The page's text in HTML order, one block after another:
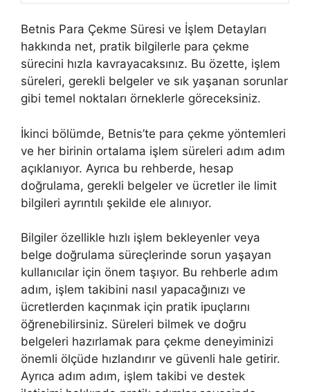
Betnis Para Çekme Süresi ve İşlem Detayları
hakkında net, pratik bilgilerle para çekme
sürecini hızla kavrayacaksınız. Bu özette, işlem
süreleri, gerekli belgeler ve sık yaşanan sorunlar
gibi temel noktaları örneklerle göreceksiniz.
İkinci bölümde, Betnis’te para çekme yöntemleri
ve her birinin ortalama işlem süreleri adım adım
açıklanıyor. Ayrıca bu rehberde, hesap
doğrulama, gerekli belgeler ve ücretler ile limit
bilgileri ayrıntılı şekilde ele alınıyor.
Bilgiler özellikle hızlı işlem bekleyenler veya
belge doğrulama süreçlerinde sorun yaşayan
kullanıcılar için önem taşıyor. Bu rehberle adım
adım, işlem takibini nasıl yapacağınızı ve
ücretlerden kaçınmak için pratik ipuçlarını
öğrenebilirsiniz. Süreleri bilmek ve doğru
belgeleri hazırlamak para çekme deneyiminizi
önemli ölçüde hızlandırır ve güvenli hale getirir.
Ayrıca adım adım, işlem takibi ve destek